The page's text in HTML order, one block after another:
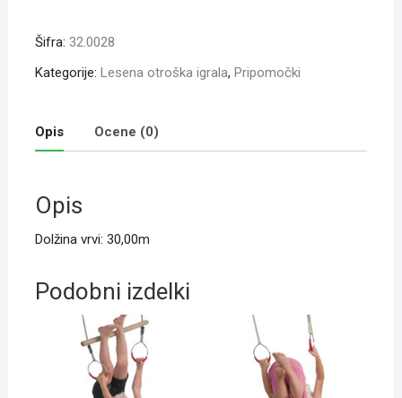
Šifra: 32.0028
Kategorije: Lesena otroška igrala, Pripomočki
Opis Ocene (0)
Opis
Dolžina vrvi: 30,00m
Podobni izdelki